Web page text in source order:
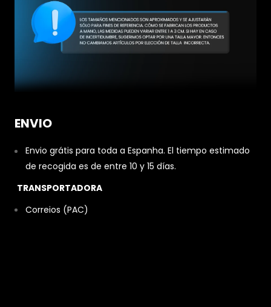
ENVIO
Envio grátis para toda a Espanha. El tiempo estimado
de recogida es de entre 10 y 15 días.
TRANSPORTADORA
Correios (PAC)